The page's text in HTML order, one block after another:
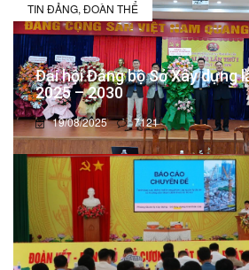
TIN ĐẢNG, ĐOÀN THỂ
Đại hội Đảng bộ Sở Xây dựng
2025 – 2030
19/08/2025 7121